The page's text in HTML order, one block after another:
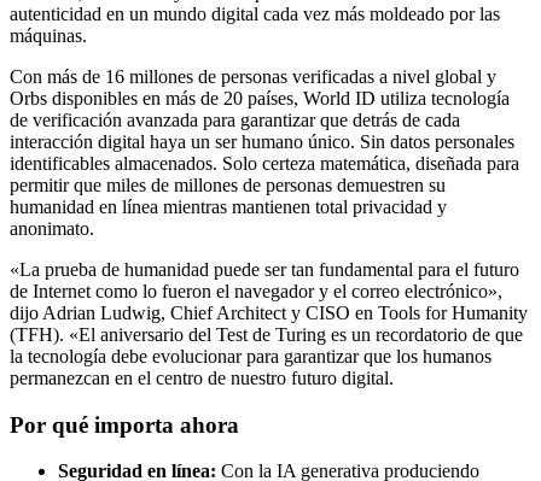
autenticidad en un mundo digital cada vez más moldeado por las
máquinas.
Con más de 16 millones de personas verificadas a nivel global y
Orbs disponibles en más de 20 países, World ID utiliza tecnología
de verificación avanzada para garantizar que detrás de cada
interacción digital haya un ser humano único. Sin datos personales
identificables almacenados. Solo certeza matemática, diseñada para
permitir que miles de millones de personas demuestren su
humanidad en línea mientras mantienen total privacidad y
anonimato.
«La prueba de humanidad puede ser tan fundamental para el futuro
de Internet como lo fueron el navegador y el correo electrónico»,
dijo Adrian Ludwig, Chief Architect y CISO en Tools for Humanity
(TFH). «El aniversario del Test de Turing es un recordatorio de que
la tecnología debe evolucionar para garantizar que los humanos
permanezcan en el centro de nuestro futuro digital.
Por qué importa ahora
Seguridad en línea: Con la IA generativa produciendo